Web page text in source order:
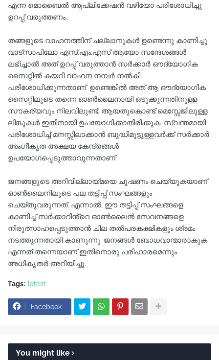
എന്ന മൊബൈൽ ആപ്ലിക്കേഷൻ വഴിയോ പരിശോധിച്ചു
ഉറപ്പ് വരുത്തണം..
തങ്ങളുടെ വാഹനത്തിന് ചല്ലാനുകൾ ഉണ്ടെന്നു കാണിച്ചു
വാട്സാപിലോ എസ്.എം.എസ് ആയോ സന്ദേശങ്ങൾ
ലഭിച്ചാൽ അത് ഉറപ്പ് വരുത്താൻ സർക്കാർ ഔദ്യോഗിക
സൈറ്റിൽ കയറി വാഹന നമ്പർ നൽകി
പരിശോധിക്കുന്നതാണ്. ഉണ്ടെങ്കിൽ അത് ആ ഔദ്യോഗിക
സൈറ്റിലൂടെ തന്നെ ഓൺലൈനായി ഒടുക്കുന്നതിനുള്ള
സൗകര്യവും നിലവിലുണ്ട്. ആയതുകൊണ്ട് മെസ്സേജിലുള്ള
ലിങ്കുകൾ ഇതിനായി ഉപയോഗിക്കാതിരിക്കുക. സ്വന്തമായി
പരിശോധിച്ച് മനസ്സിലാക്കാൻ ബുദ്ധിമുട്ടുള്ളവർക്ക് സർക്കാർ
അംഗീകൃത അക്ഷയ കേന്ദ്രങ്ങൾ
ഉപയോഗപ്പെടുത്താവുന്നതാണ്.
ജനങ്ങളുടെ അറിവില്ലായ്മയെ ചൂഷണം ചെയ്യുകയാണ്
ഓൺലൈനിലൂടെ പല തട്ടിപ്പ് സംഘങ്ങളും
ചെയ്തുവരുന്നത്. എന്നാൽ, ഈ തട്ടിപ്പ് സംഘങ്ങളെ
കാണിച്ച് സർക്കാറിൻ്റെ ഓൺലൈൻ സേവനങ്ങളെ
നിരുത്സാഹപ്പെടുത്താൻ ചില തൽപരകക്ഷികളും ശ്രമം
നടത്തുന്നതായി കാണുന്നു. ജനങ്ങൾ ബോധവാന്മാരാകുക
എന്നത് തന്നെയാണ് ഇതിനൊരു പരിഹാരമെന്നും
അധികൃതർ അറിയിച്ചു.
Tags: latest
Facebook
You might like